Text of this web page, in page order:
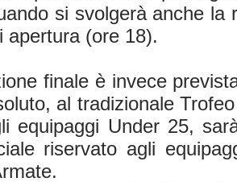
si svolgerà anche
apertura (ore 18).
finale è invece
al tradizionale
equipaggi Under 25,
riservato agli